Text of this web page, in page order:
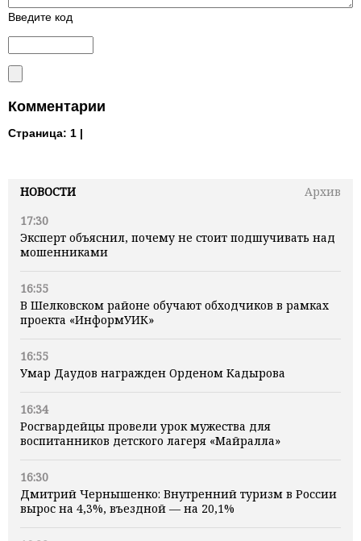
НОВОСТИ
Архив
17:30
Эксперт объяснил, почему не стоит подшучивать над
мошенниками
16:55
В Шелковском районе обучают обходчиков в рамках
проекта «ИнформУИК»
16:55
Умар Даудов награжден Орденом Кадырова
16:34
Росгвардейцы провели урок мужества для
воспитанников детского лагеря «Майралла»
16:30
Дмитрий Чернышенко: Внутренний туризм в России
вырос на 4,3%, въездной — на 20,1%
Введите код
Комментарии
Страница: 1 |